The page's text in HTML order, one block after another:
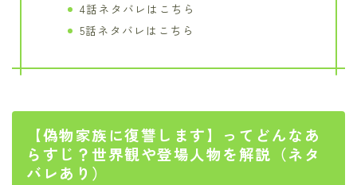
4話ネタバレはこちら
5話ネタバレはこちら
【偽物家族に復讐します】ってどんなあ
らすじ？世界観や登場人物を解説（ネタ
バレあり）